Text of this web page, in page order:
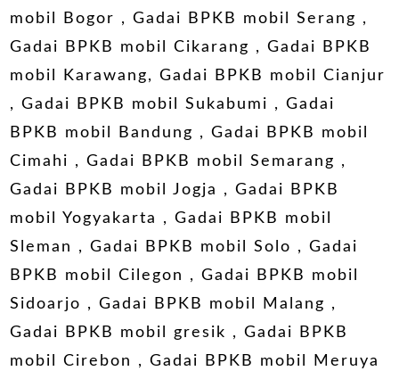
mobil Bogor ,Gadai BPKB mobil Serang ,
Gadai BPKB mobil Cikarang ,Gadai BPKB
mobil Karawang,Gadai BPKB mobil Cianjur
,Gadai BPKB mobil Sukabumi ,Gadai
BPKB mobil Bandung ,Gadai BPKB mobil
Cimahi ,Gadai BPKB mobil Semarang ,
Gadai BPKB mobil Jogja
,Gadai BPKB
mobil Yogyakarta
,Gadai BPKB mobil
Sleman
,Gadai BPKB mobil Solo ,Gadai
BPKB mobil Cilegon
,Gadai BPKB mobil
Sidoarjo ,Gadai BPKB mobil Malang ,
Gadai BPKB mobil gresik ,Gadai BPKB
mobil Cirebon
,Gadai BPKB mobil Meruya